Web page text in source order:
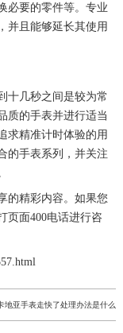
必要的零件等。专业
并且能够延长其使用
几秒之间是较为常
质的手表并进行适当
求精准计时体验的用
的手表系列，并关注
的精彩内容。如果您
页面400电话进行咨
地亚手表走快了处理办法是什么